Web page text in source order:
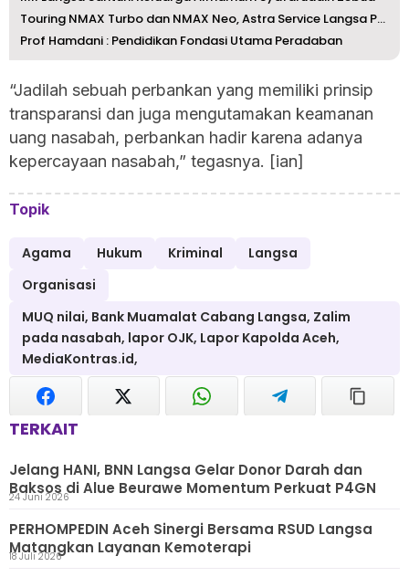
Touring NMAX Turbo dan NMAX Neo, Astra Service Langsa Per...
Prof Hamdani : Pendidikan Fondasi Utama Peradaban
“Jadilah sebuah perbankan yang memiliki prinsip
transparansi dan juga mengutamakan keamanan
uang nasabah, perbankan hadir karena adanya
kepercayaan nasabah,” tegasnya. [ian]
Topik
Agama Hukum Kriminal
Langsa
Organisasi
MUQ nilai, Bank Muamalat Cabang Langsa, Zalim
pada nasabah, lapor OJK, Lapor Kapolda Aceh,
MediaKontras.id,
TERKAIT
Jelang HANI, BNN Langsa Gelar Donor Darah dan
Baksos di Alue Beurawe Momentum Perkuat P4GN
24 Juni 2026
PERHOMPEDIN Aceh Sinergi Bersama RSUD Langsa
Matangkan Layanan Kemoterapi
18 Juli 2026